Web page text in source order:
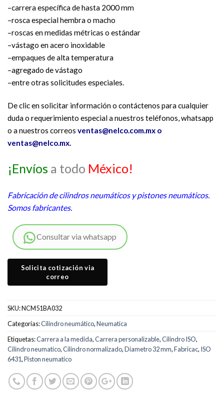
–carrera específica de hasta 2000 mm
–rosca especial hembra o macho
–roscas en medidas métricas o estándar
–vástago en acero inoxidable
–empaques de alta temperatura
–agregado de vástago
–entre otras solicitudes especiales.
De clic en solicitar información o contáctenos para cualquier
duda o requerimiento especial a nuestros teléfonos, whatsapp
o a nuestros correos ventas@nelco.com.mx o
ventas@nelco.mx.
¡Envíos a todo México!
Fabricación de cilindros neumáticos y pistones neumáticos.
Somos fabricantes.
Consultar via whatsapp
SKU:NCM51BA032
Categorías:Cilindro neumático,Neumatica
Etiquetas:Carrera a la medida,Carrera personalizable,Cilindro ISO,
Cilindro neumatico,Cilindro normalizado,Diametro 32 mm,Fabricac, ISO
6431,Piston neumatico